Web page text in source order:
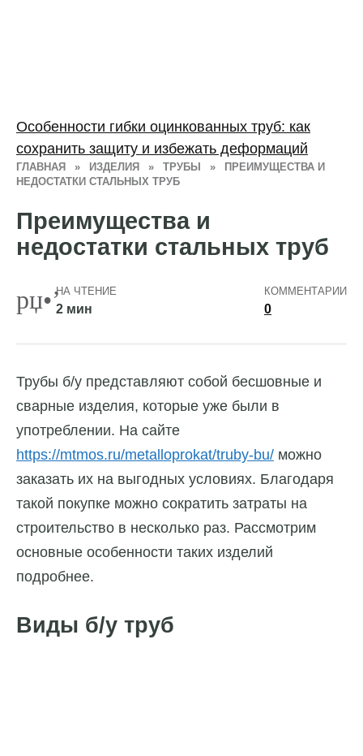
ГЛАВНАЯ » ИЗДЕЛИЯ » ТРУБЫ »
ПРЕИМУЩЕСТВА И
НЕДОСТАТКИ СТАЛЬНЫХ ТРУБ
Преимущества и
недостатки стальных труб
НА ЧТЕНИЕ
2 мин
КОММЕНТАРИИ
0
Трубы б/у представляют собой бесшовные и
сварные изделия, которые уже были в
употреблении. На сайте
https://mtmos.ru/metalloprokat/truby-bu/ можно
заказать их на выгодных условиях. Благодаря
такой покупке можно сократить затраты на
строительство в несколько раз. Рассмотрим
основные особенности таких изделий
подробнее.
Виды б/у труб
Особенности гибки оцинкованных труб: как
сохранить защиту и избежать деформаций